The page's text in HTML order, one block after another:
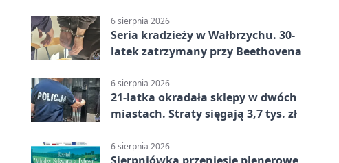
6 sierpnia 2026
Seria kradzieży w Wałbrzychu. 30-
latek zatrzymany przy Beethovena
6 sierpnia 2026
21-latka okradała sklepy w dwóch
miastach. Straty sięgają 3,7 tys. zł
6 sierpnia 2026
Sierpniówka przeniesie plenerowe